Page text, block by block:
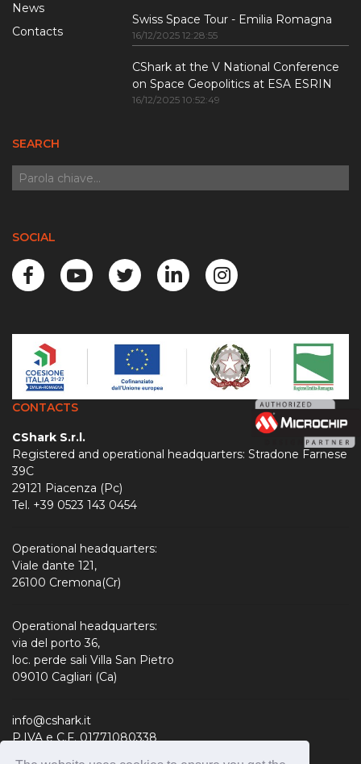
News
Contacts
Swiss Space Tour - Emilia Romagna
16/12/2025 12:28:55
CShark at the V National Conference
on Space Geopolitics at ESA ESRIN
16/12/2025 10:52:49
SEARCH
SOCIAL
CONTACTS
CShark S.r.l.
Registered and operational headquarters: Stradone Farnese
39C
29121 Piacenza (Pc)
Tel. +39 0523 143 0454
Operational headquarters:
Viale dante 121,
26100 Cremona(Cr)
Operational headquarters:
via del porto 36,
loc. perde sali Villa San Pietro
09010 Cagliari (Ca)
info@cshark.it
P.IVA e C.F. 01771080338